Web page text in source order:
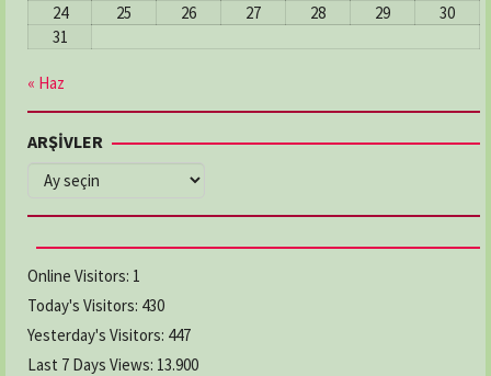
24
25 26 27 28 29
30
31
« Haz
ARŞİVLER
ARŞİVLER
Online Visitors: 1
Today's Visitors: 430
Yesterday's Visitors: 447
Last 7 Days Views: 13.900